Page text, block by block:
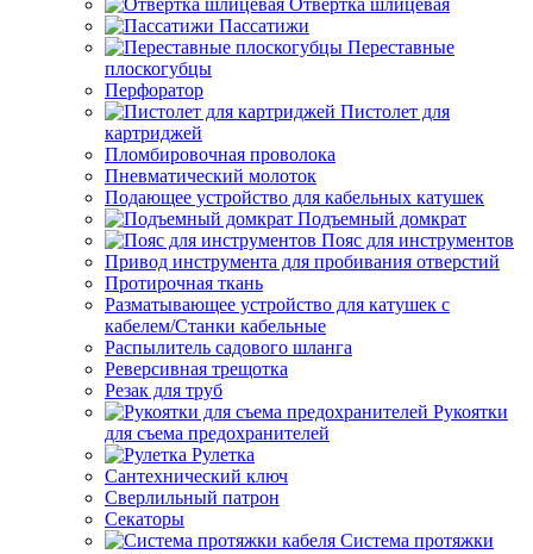
Отвертка шлицевая
Пассатижи
Переставные
плоскогубцы
Перфоратор
Пистолет для
картриджей
Пломбировочная проволока
Пневматический молоток
Подающее устройство для кабельных катушек
Подъемный домкрат
Пояс для инструментов
Привод инструмента для пробивания отверстий
Протирочная ткань
Разматывающее устройство для катушек с
кабелем/Станки кабельные
Распылитель садового шланга
Реверсивная трещотка
Резак для труб
Рукоятки
для съема предохранителей
Рулетка
Сантехнический ключ
Сверлильный патрон
Секаторы
Система протяжки